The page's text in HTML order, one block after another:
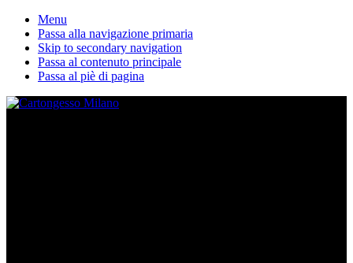
Menu
Passa alla navigazione primaria
Skip to secondary navigation
Passa al contenuto principale
Passa al piè di pagina